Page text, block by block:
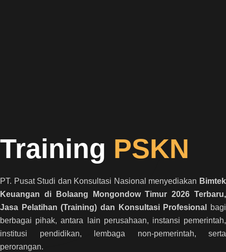
Training PSKN
PT. Pusat Studi dan Konsultasi Nasional menyediakan Bimtek
Keuangan di Bolaang Mongondow Timur 2026 Terbaru,
Jasa Pelatihan (Training) dan Konsultasi Profesional
bagi
berbagai pihak, antara lain perusahaan, instansi pemerintah,
institusi pendidikan, lembaga non-pemerintah, serta
perorangan.